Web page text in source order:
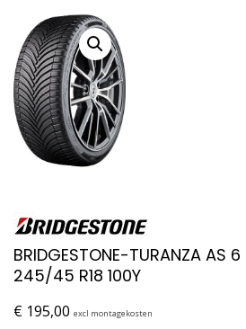
BRIDGESTONE-TURANZA AS
245/45 R18 100Y
€ 195,00 excl montagekosten